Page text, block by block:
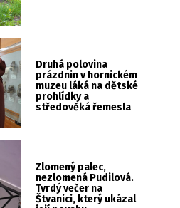
Druhá polovina
prázdnin v hornickém
muzeu láká na dětské
prohlídky a
středověká řemesla
Zlomený palec,
nezlomená Pudilová.
Tvrdý večer na
Štvanici, který ukázal